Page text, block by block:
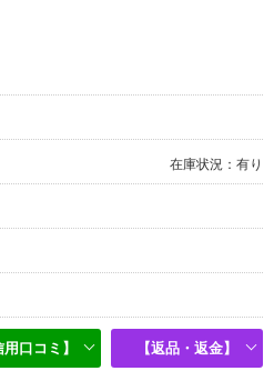
在庫状況：有り
用口コミ】 【返品・返金】